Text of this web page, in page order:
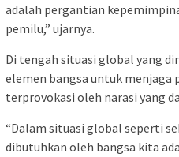
adalah pergantian
pemilu,” ujarnya.
Di tengah situasi global yang
elemen bangsa untuk menjaga
terprovokasi oleh narasi yang
“Dalam situasi global seperti
dibutuhkan oleh bangsa kita